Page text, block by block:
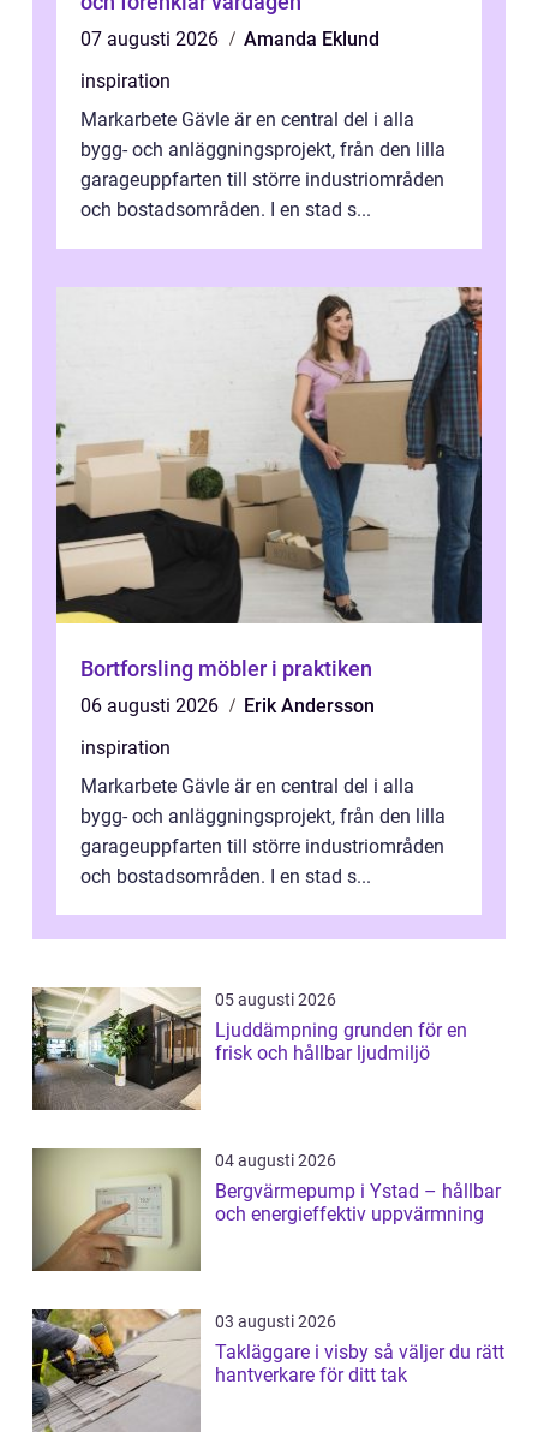
07 augusti 2026
Amanda Eklund
inspiration
Markarbete Gävle är en central del i alla
bygg- och anläggningsprojekt, från den lilla
garageuppfarten till större industriområden
och bostadsområden. I en stad s...
Bortforsling möbler i praktiken
06 augusti 2026
Erik Andersson
inspiration
Markarbete Gävle är en central del i alla
bygg- och anläggningsprojekt, från den lilla
garageuppfarten till större industriområden
och bostadsområden. I en stad s...
05 augusti 2026
Ljuddämpning grunden för en
frisk och hållbar ljudmiljö
04 augusti 2026
Bergvärmepump i Ystad – hållbar
och energieffektiv uppvärmning
03 augusti 2026
Takläggare i visby så väljer du rätt
hantverkare för ditt tak